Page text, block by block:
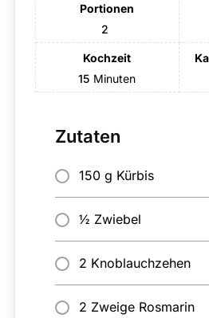
Portionen
2
Kochzeit
15 Minuten
Zutaten
150 g Kürbis
½ Zwiebel
2 Knoblauchzehen
2 Zweige Rosmarin